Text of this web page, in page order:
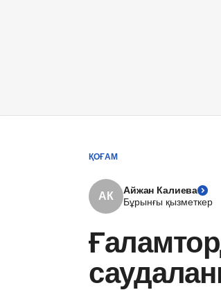
ҚОҒАМ
АК
Айжан Калиева
Бұрынғы қызметкер